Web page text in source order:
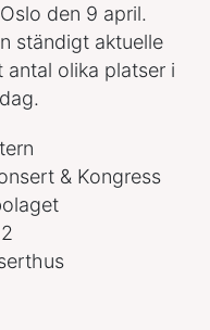
den 9 april.
ständigt aktuelle
antal olika platser i
& Kongress